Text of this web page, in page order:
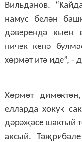
Вильданов.
намус белән
дәверендә кыен
ничек кенә
хөрмәт итә иде”, -
Хөрмәт
елларда хокук
дәрәҗәсе шактый
аксый.